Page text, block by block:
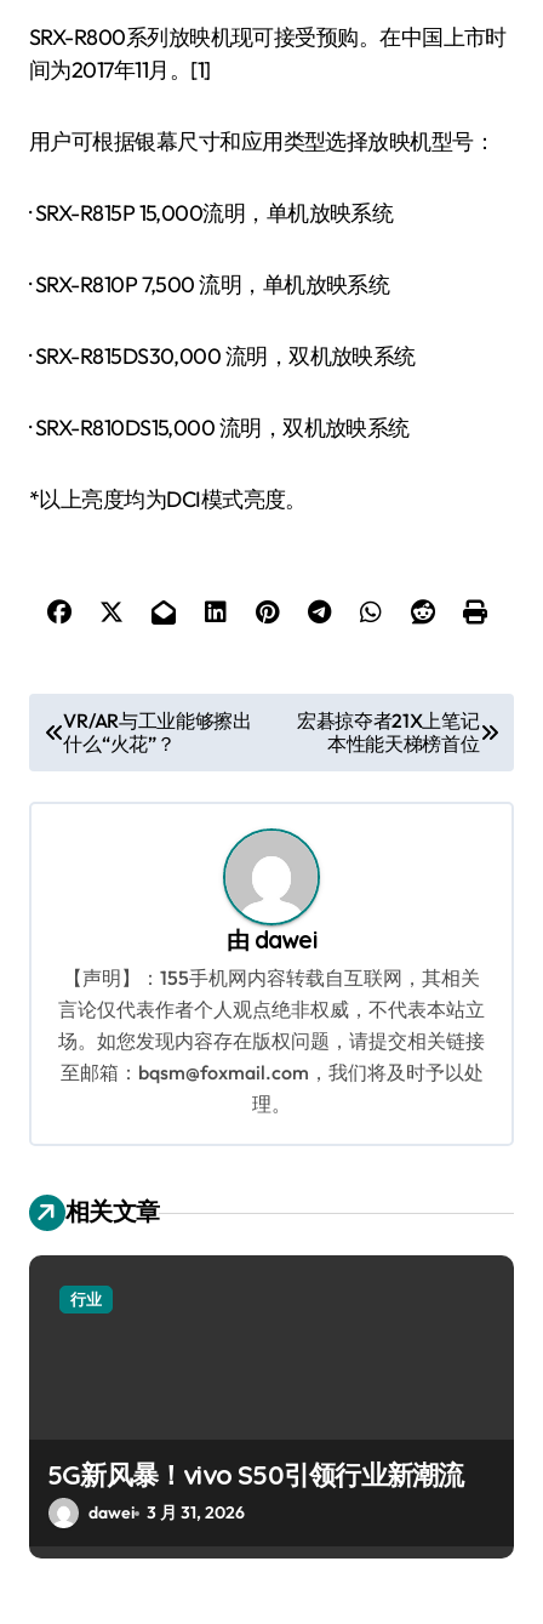
SRX-R800系列放映机现可接受预购。在中国上市时
间为2017年11月。[1]
用户可根据银幕尺寸和应用类型选择放映机型号：
· SRX-R815P 15,000流明，单机放映系统
· SRX-R810P 7,500 流明，单机放映系统
· SRX-R815DS30,000 流明，双机放映系统
· SRX-R810DS15,000 流明，双机放映系统
*以上亮度均为DCI模式亮度。
章
导
VR/AR与工业能够擦出
什么“火花”？
宏碁掠夺者21X上笔记
本性能天梯榜首位
由 dawei
【声明】：155手机网内容转载自互联网，其相关
言论仅代表作者个人观点绝非权威，不代表本站立
场。如您发现内容存在版权问题，请提交相关链接
至邮箱：bqsm@foxmail.com，我们将及时予以处
理。
相关文章
行业
5G新风暴！vivo S50引领行业新潮流
dawei 3 月 31, 2026